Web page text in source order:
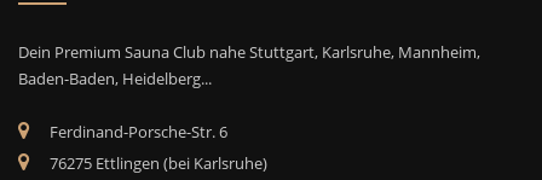
Dein Premium Sauna Club nahe Stuttgart, Karlsruhe, Mannheim,
Baden-Baden, Heidelberg...
Ferdinand-Porsche-Str. 6
76275 Ettlingen (bei Karlsruhe)